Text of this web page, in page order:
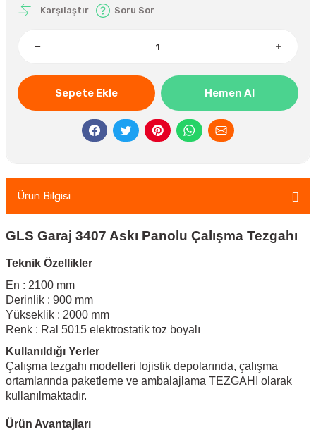
Karşılaştır Soru Sor
Sepete Ekle Hemen Al
Ürün Bilgisi
GLS Garaj 3407 Askı Panolu Çalışma Tezgahı
Teknik Özellikler
En : 2100 mm
Derinlik : 900 mm
Yükseklik : 2000 mm
Renk : Ral 5015 elektrostatik toz boyalı
Kullanıldığı Yerler
Çalışma tezgahı modelleri lojistik depolarında, çalışma
ortamlarında paketleme ve ambalajlama TEZGAHI olarak
kullanılmaktadır.
Ürün Avantajları